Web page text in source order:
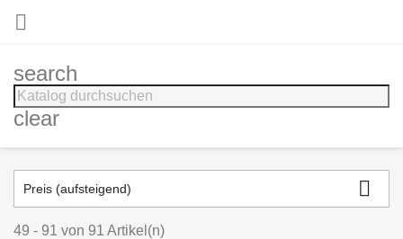

search
clear
Preis (aufsteigend) 
49 - 91 von 91 Artikel(n)